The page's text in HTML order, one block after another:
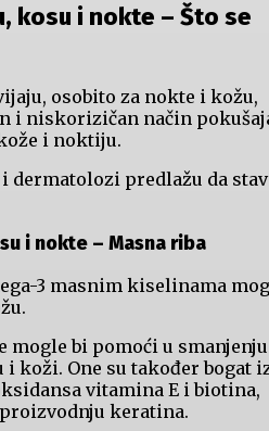
kosu i nokte – Što se
osobito za nokte i kožu,
i niskorizičan način
i noktiju.
dermatolozi predlažu da
i nokte – Masna riba
3 masnim kiselinama
mogle bi pomoći u smanjenju
koži. One su također bogat
vitamina E i biotina,
keratina.